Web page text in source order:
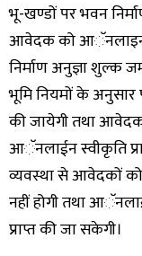
भू-खण्डों पर भवन
आवेदक को आॅनलाइन
निर्माण अनुज्ञा शुल्क
भूमि नियमों के अनुसार
की जायेगी तथा
आॅनलाईन स्वीकृति
व्यवस्था से आवेदकों
नहीं होगी तथा
प्राप्त की जा सकेगी।